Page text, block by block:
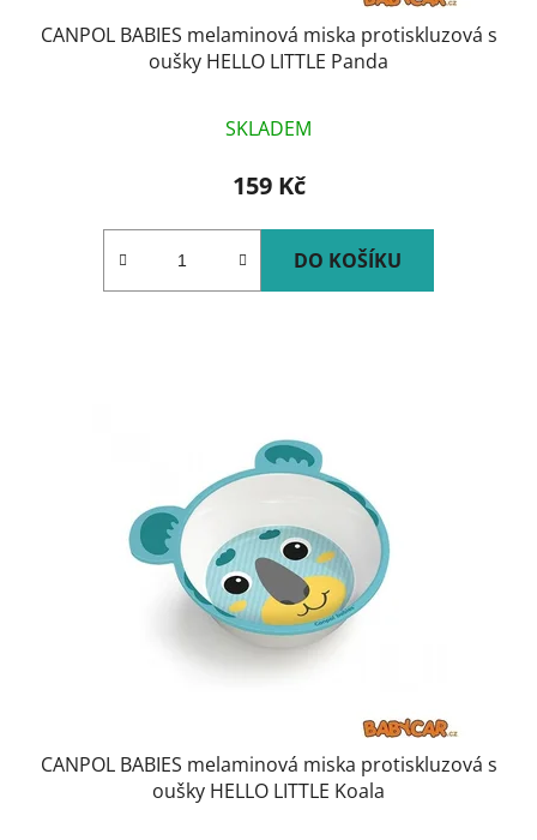
CANPOL BABIES melaminová miska protiskluzová s
oušky HELLO LITTLE Panda
SKLADEM
159 Kč
DO KOŠÍKU
CANPOL BABIES melaminová miska protiskluzová s
oušky HELLO LITTLE Koala